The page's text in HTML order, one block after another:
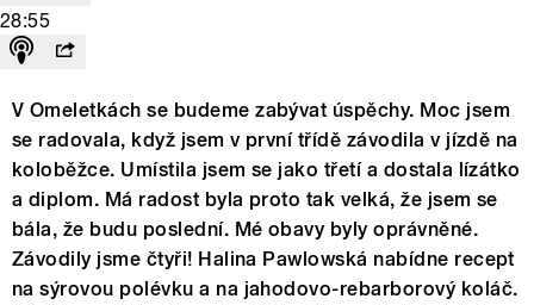
28:55
V Omeletkách se budeme zabývat úspěchy. Moc jsem
se radovala, když jsem v první třídě závodila v jízdě na
koloběžce. Umístila jsem se jako třetí a dostala lízátko
a diplom. Má radost byla proto tak velká, že jsem se
bála, že budu poslední. Mé obavy byly oprávněné.
Závodily jsme čtyři! Halina Pawlowská nabídne recept
na sýrovou polévku a na jahodovo-rebarborový koláč.